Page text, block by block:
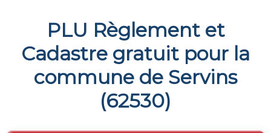
PLU Règlement et
Cadastre gratuit pour la
commune de Servins
(62530)